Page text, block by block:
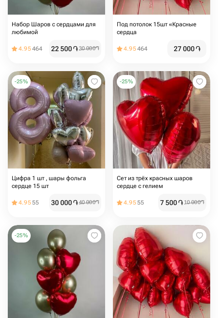
Набор Шаров с сердцами для
любимой
4.95464 22 500֏30 000֏
Под потолок 15шт «Красные
сердца
4.95464 27 000֏
-25%
Цифра 1 шт , шары фольга
сердце 15 шт
4.9555 30 000֏40 000֏
-25%
Сет из трёх красных шаров
сердце с гелием
4.9555 7 500֏10 000֏
-25%